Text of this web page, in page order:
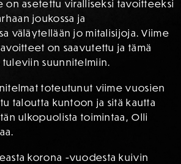
on asetettu viralliseksi tavoitteeksi
joukossa ja
väläytellään jo mitalisijoja. Viime
on saavutettu ja tämä
tuleviin suunnitelmiin.
toteutunut viime vuosien
taloutta kuntoon ja sitä kautta
ulkopuolista toimintaa, Olli
korona -vuodesta kuivin